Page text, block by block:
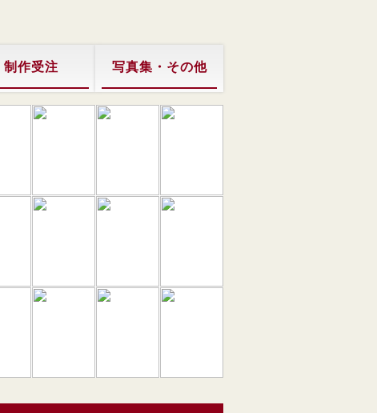
制作受注 写真集・その他